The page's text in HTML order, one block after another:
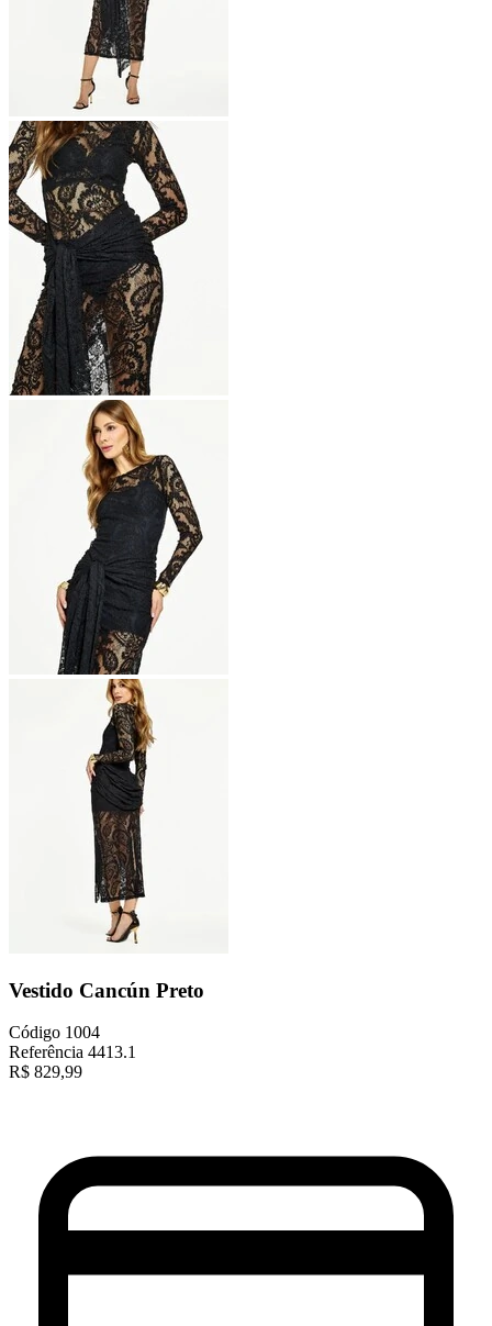
Vestido Cancún Preto
Código 1004
Referência 4413.1
R$ 829,99